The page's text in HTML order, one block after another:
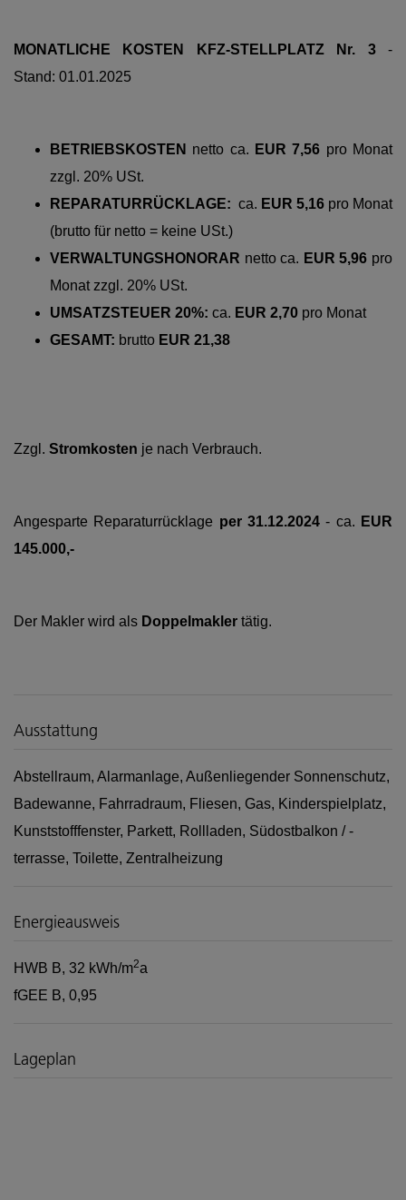
MONATLICHE KOSTEN KFZ-STELLPLATZ Nr. 3 -
Stand: 01.01.2025
BETRIEBSKOSTEN netto ca. EUR 7,56 pro Monat
zzgl. 20% USt.
REPARATURRÜCKLAGE: ca. EUR 5,16 pro Monat
(brutto für netto = keine USt.)
VERWALTUNGSHONORAR nettoca. EUR 5,96 pro
Monat zzgl. 20% USt.
UMSATZSTEUER 20%: ca. EUR 2,70 pro Monat
GESAMT: brutto EUR 21,38
Zzgl. Stromkosten je nach Verbrauch.
Angesparte Reparaturrücklage per 31.12.2024 - ca. EUR
145.000,-
Der Makler wird als Doppelmakler tätig.
Ausstattung
Abstellraum Alarmanlage Außenliegender Sonnenschutz
Badewanne
Fahrradraum Fliesen Gas Kinderspielplatz
Kunststofffenster Parkett Rollladen Südostbalkon / -
terrasse Toilette Zentralheizung
Energieausweis
HWB B, 32 kWh/m2a
fGEE B, 0,95
Lageplan